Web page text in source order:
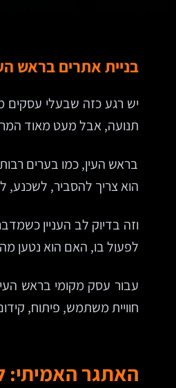
בניית אתרים בראש
יש רגע כזה שבעלי עסקים
תנועה, אבל מעט מאוד
בראש העין, כמו בערים
הוא צריך להסביר, לשכנע,
וזה בדיוק לב העניין
לפעול בו, האם הוא נטען
עבור עסק מקומי בראש
חוויית משתמש, פיתוח,
האתגר האמיתי: